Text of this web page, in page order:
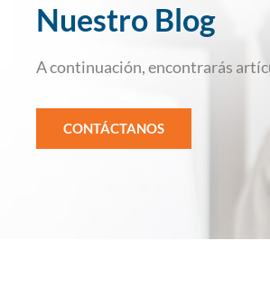
Nuestro Blog
A continuación, encontrarás
CONTÁCTANOS